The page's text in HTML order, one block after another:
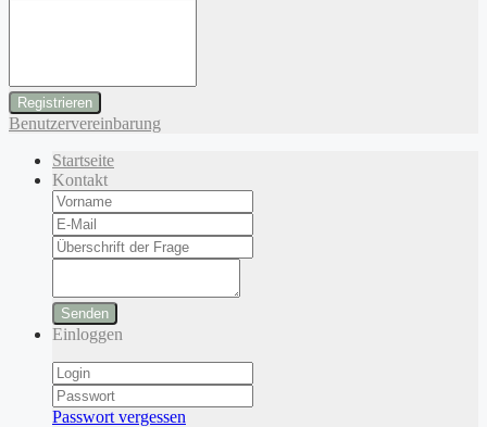
Benutzervereinbarung
Startseite
Kontakt
Senden
Einloggen
Passwort vergessen